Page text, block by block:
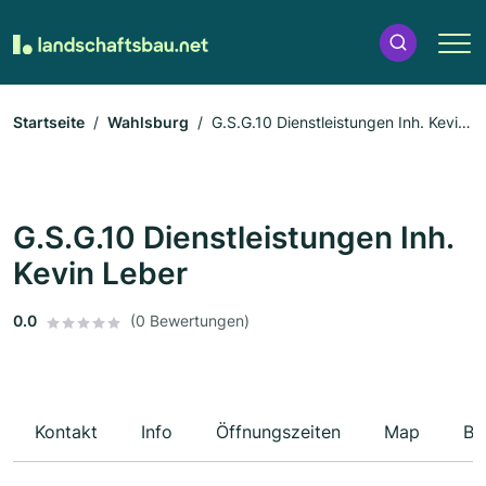
Startseite Wahlsburg
G.S.G.10 Dienstleistungen Inh. Kevin
G.S.G.10 Dienstleistungen Inh.
Kevin Leber
0.0 (0 Bewertungen)
Kontakt Info Öffnungszeiten Map